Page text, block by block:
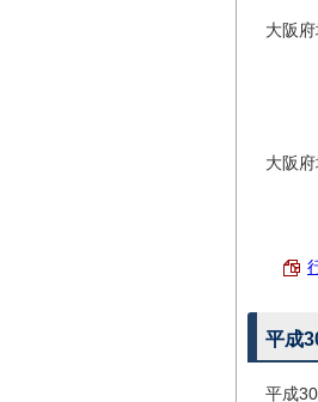
大阪
「堺
「大
「
大阪
「堺
「
平成
平成